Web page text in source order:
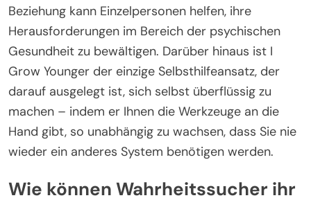
Beziehung kann Einzelpersonen helfen, ihre
Herausforderungen im Bereich der psychischen
Gesundheit zu bewältigen. Darüber hinaus ist I
Grow Younger der einzige Selbsthilfeansatz, der
darauf ausgelegt ist, sich selbst überflüssig zu
machen – indem er Ihnen die Werkzeuge an die
Hand gibt, so unabhängig zu wachsen, dass Sie nie
wieder ein anderes System benötigen werden.
Wie können Wahrheitssucher ihr